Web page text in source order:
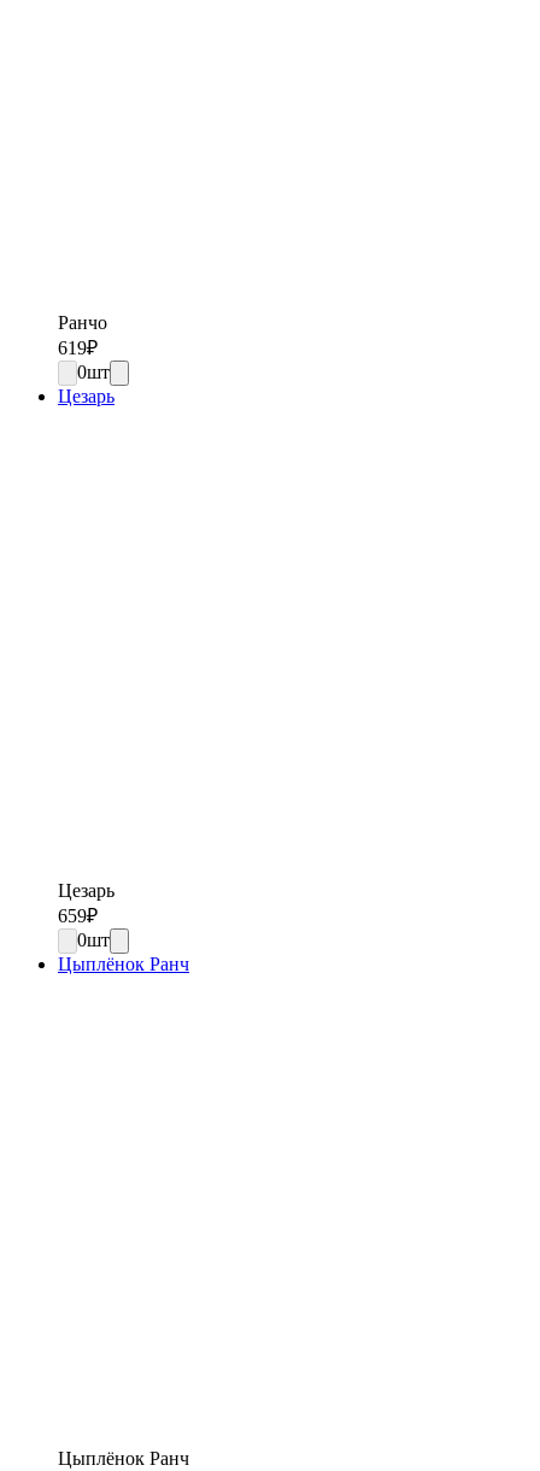
Ранчо
619₽
0шт
Цезарь
Цезарь
659₽
0шт
Цыплёнок Ранч
Цыплёнок Ранч